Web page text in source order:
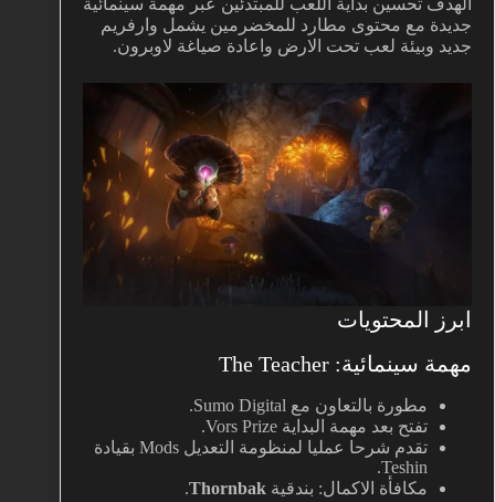
الهدف تحسين بداية اللعب للمبتدئين عبر مهمة سينمائية
جديدة مع محتوى مطارد للمخضرمين يشمل وارفريم
جديد وبيئة لعب تحت الارض واعادة صياغة لاوبرون.
ابرز المحتويات
مهمة سينمائية: The Teacher
مطورة بالتعاون مع Sumo Digital.
تفتح بعد مهمة البداية Vors Prize.
تقدم شرحا عمليا لمنظومة التعديل Mods بقيادة
Teshin.
مكافأة الاكمال: بندقية Thornbak
.